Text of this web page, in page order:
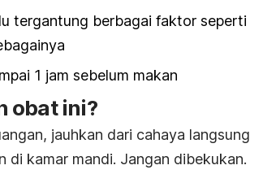
tergantung berbagai faktor seperti
1 jam sebelum makan
obat ini?
jauhkan dari cahaya langsung
di kamar mandi. Jangan dibekukan.